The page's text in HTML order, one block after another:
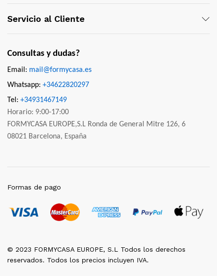
Servicio al Cliente
Consultas y dudas?
Email: mail@formycasa.es
Whatsapp: +34622820297
Tel: +34931467149
Horario: 9:00-17:00
FORMYCASA EUROPE,S.L Ronda de General Mitre 126, 6
08021 Barcelona, España
© 2023 FORMYCASA EUROPE, S.L Todos los derechos
reservados. Todos los precios incluyen IVA.
Formas de pago